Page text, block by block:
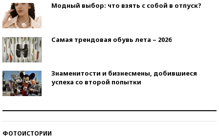
Модный выбор: что взять с собой в отпуск?
Самая трендовая обувь лета – 2026
Знаменитости и бизнесмены, добившиеся
успеха со второй попытки
ФОТОИСТОРИИ